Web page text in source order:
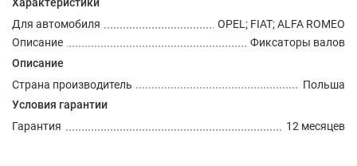
Для автомобиля
OPEL; FIAT; ALFA ROMEO
Описание
Фиксаторы валов
Описание
Страна производитель
Польша
Условия гарантии
Гарантия
12 месяцев